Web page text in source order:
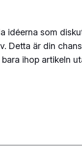
idéerna som
Detta är din
ihop artikeln